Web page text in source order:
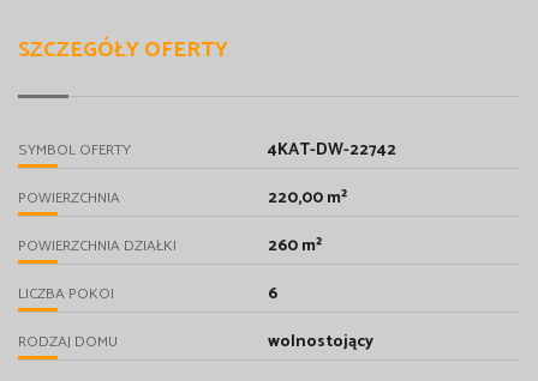
SZCZEGÓŁY OFERTY
SYMBOL OFERTY 4KAT-DW-22742
POWIERZCHNIA 220,00 m²
POWIERZCHNIA DZIAŁKI 260 m²
LICZBA POKOI 6
RODZAJ DOMU wolnostojący